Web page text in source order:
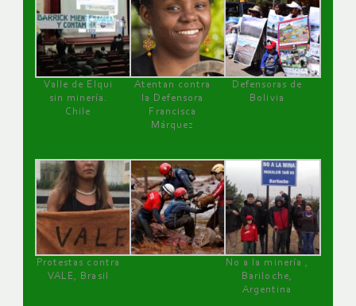
Valle de Elqui
sin minería.
Chile
Atentan contra
la Defensora
Francisca
Márquez
Defensoras de
Bolivia
Protestas contra
VALE, Brasil
No a la minería ,
Bariloche,
Argentina